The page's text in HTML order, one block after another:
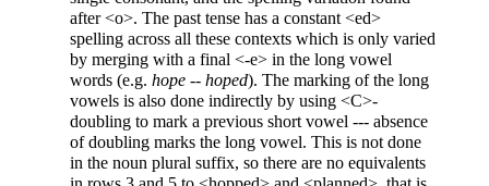
after <o>. The past tense has a constant <ed>
spelling across all these contexts which is only varied
by merging with a final <-e> in the long vowel
words (e.g. hope -- hoped). The marking of the long
vowels is also done indirectly by using <C>-
doubling to mark a previous short vowel --- absence
of doubling marks the long vowel. This is not done
in the noun plural suffix, so there are no equivalents